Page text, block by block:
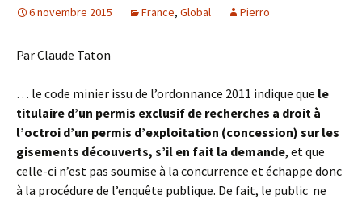
6 novembre 2015 France, Global Pierro
Par Claude Taton
… le code minier issu de l’ordonnance 2011 indique que le
titulaire d’un permis exclusif de recherches a droit à
l’octroi d’un permis d’exploitation (concession) sur les
gisements découverts, s’il en fait la demande, et que
celle-ci n’est pas soumise à la concurrence et échappe donc
à la procédure de l’enquête publique. De fait, le public ne